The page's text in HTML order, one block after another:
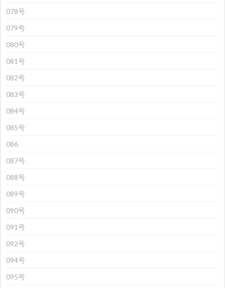
078号
079号
080号
081号
082号
083号
084号
085号
086
087号
088号
089号
090号
091号
092号
094号
095号